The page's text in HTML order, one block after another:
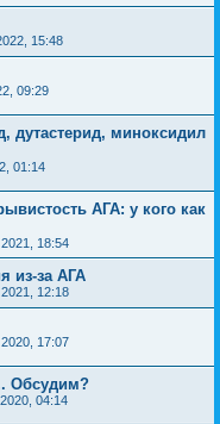
15:48
09:29
дутастерид, миноксидил
01:14
АГА: у кого как
18:54
из-за АГА
12:18
17:07
Обсудим?
04:14